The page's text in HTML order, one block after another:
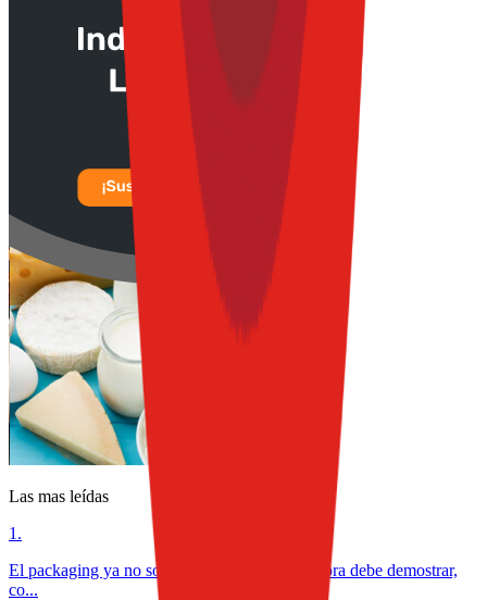
Las mas leídas
1 .
El packaging ya no solo protege alimentos: ahora debe demostrar,
co...